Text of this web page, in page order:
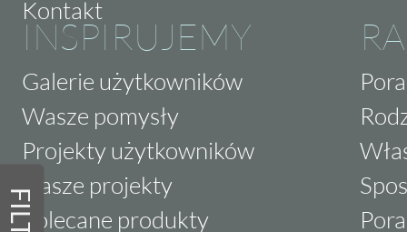
Kontakt
INSPIRUJEMY
Galerie użytkowników
Wasze pomysły
Projekty użytkowników
Nasze projekty
Polecane produkty